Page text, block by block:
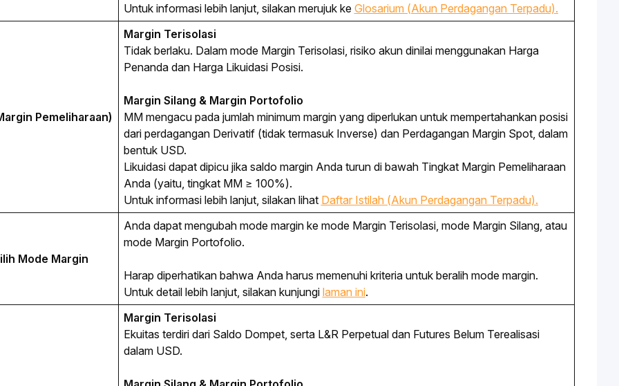
Untuk informasi lebih lanjut, silakan merujuk ke Glosarium (Akun Perdagangan Terpadu).
Pemeliharaan)
Margin Terisolasi
Tidak berlaku. Dalam mode Margin Terisolasi, risiko akun dinilai menggunakan Harga
Penanda dan Harga Likuidasi Posisi.
Margin Silang & Margin Portofolio
MM mengacu pada jumlah minimum margin yang diperlukan untuk mempertahankan posisi
dari perdagangan Derivatif (tidak termasuk Inverse) dan Perdagangan Margin Spot, dalam
bentuk USD.
Likuidasi dapat dipicu jika saldo margin Anda turun di bawah Tingkat Margin Pemeliharaan
Anda (yaitu, tingkat MM ≥ 100%).
Untuk informasi lebih lanjut, silakan lihat Daftar Istilah (Akun Perdagangan Terpadu).
Mode Margin
Anda dapat mengubah mode margin ke mode Margin Terisolasi, mode Margin Silang, atau
mode Margin Portofolio.
Harap diperhatikan bahwa Anda harus memenuhi kriteria untuk beralih mode margin.
Untuk detail lebih lanjut, silakan kunjungi laman ini.
Margin Terisolasi
Ekuitas terdiri dari Saldo Dompet, serta L&R Perpetual dan Futures Belum Terealisasi
dalam USD.